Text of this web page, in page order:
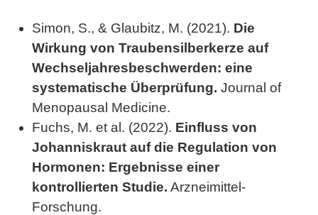
Simon, S., & Glaubitz, M. (2021). Die
Wirkung von Traubensilberkerze auf
Wechseljahresbeschwerden: eine
systematische Überprüfung. Journal of
Menopausal Medicine.
Fuchs, M. et al. (2022). Einfluss von
Johanniskraut auf die Regulation von
Hormonen: Ergebnisse einer
kontrollierten Studie. Arzneimittel-
Forschung.